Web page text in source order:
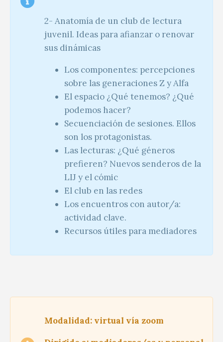
2- Anatomía de un club de lectura
juvenil. Ideas para afianzar o renovar
sus dinámicas
Los componentes: percepciones
sobre las generaciones Z y Alfa
El espacio ¿Qué tenemos? ¿Qué
podemos hacer?
Secuenciación de sesiones. Ellos
son los protagonistas.
Las lecturas: ¿Qué géneros
prefieren? Nuevos senderos de la
LIJ y el cómic
El club en las redes
Los encuentros con autor/a:
actividad clave.
Recursos útiles para mediadores
Modalidad: virtual vía zoom